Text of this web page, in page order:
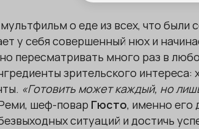
о еде из всех, что были
у себя совершенный нюх и
пересматривать много раз в
зрительского
«Готовить может каждый, но
шеф-повар Гюсто, именно его
ситуаций и достичь